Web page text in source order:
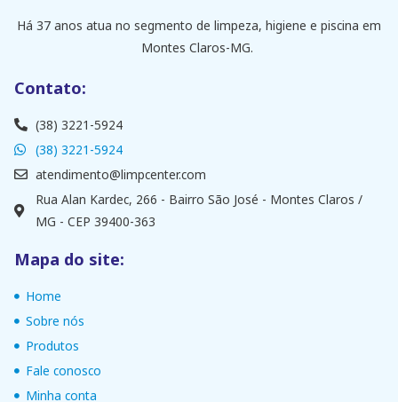
Há 37 anos atua no segmento de limpeza, higiene e piscina em
Montes Claros-MG.
Contato:
(38) 3221-5924
(38) 3221-5924
atendimento@limpcenter.com
Rua Alan Kardec, 266 - Bairro São José - Montes Claros /
MG - CEP 39400-363
Mapa do site:
Home
Sobre nós
Produtos
Fale conosco
Minha conta